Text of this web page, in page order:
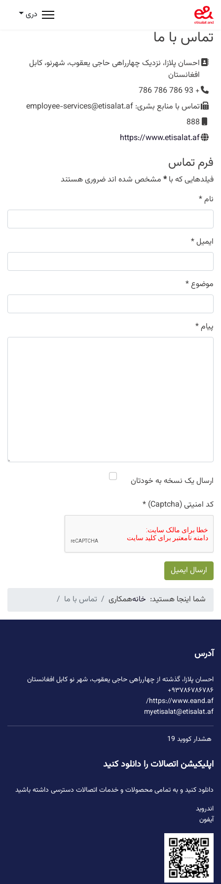
دری
تماس با ما
آدرس
احسان پلازا، نزدیک چهارراهی حاجی یعقوب، شهرنو، کابل
افغانستان
تلفن
+ 93 786 786 786
نمابر
تماس با منابع بشری: employee-services@etisalat.af
موبایل
888
وب سایت
https://www.etisalat.af
فرم تماس
فیلدهایی که با* مشخص شده اند ضروری هستند
نام*
ایمیل*
موضوع*
پیام*
ارسال یک نسخه به خودتان
کد امنیتی (Captcha)
*
ارسال ایمیل
شما اینجا هستید: خانههمکاری تماس با ما
آدرس
احسان پلازا، گذشته از چهارراهی حاجی یعقوب، شهر نو کابل افغانستان
۹۳۷۸۶۷۸۶۷۸۶+
https://www.eand.af/
myetisalat@etisalat.af
هشدار کووید 19
اپلیکیشن اتصالات را دانلود کنید
دانلود کنید و به تمامی محصولات و خدمات اتصالات دسترسی داشته باشید
اندروید
آیفون